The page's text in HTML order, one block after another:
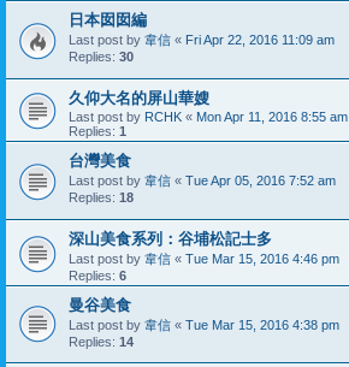
日本囡囡編
Last post by 韋信 « Fri Apr 22, 2016 11:09 am
Replies: 30
久仰大名的屏山華嫂
Last post by RCHK « Mon Apr 11, 2016 8:55 am
Replies: 1
台灣美食
Last post by 韋信 « Tue Apr 05, 2016 7:52 am
Replies: 18
深山美食系列：谷埔松記士多
Last post by 韋信 « Tue Mar 15, 2016 4:46 pm
Replies: 6
曼谷美食
Last post by 韋信 « Tue Mar 15, 2016 4:38 pm
Replies: 14